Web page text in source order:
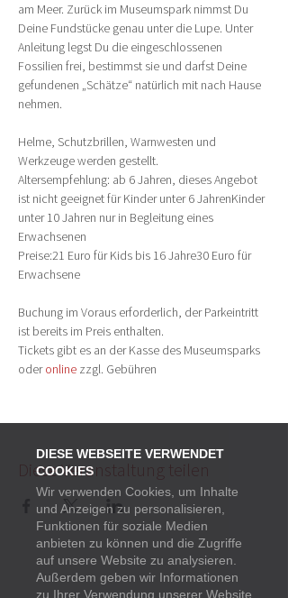
DIESE WEBSEITE VERWENDET
COOKIES
Wir verwenden Cookies, um Inhalte
und Anzeigen zu personalisieren,
Funktionen für soziale Medien
anbieten zu können und die Zugriffe
auf unsere Website zu analysieren.
Außerdem geben wir Informationen
zu Ihrer Verwendung unserer Website
am Meer. Zurück im Museumspark nimmst Du
Deine Fundstücke genau unter die Lupe. Unter
Anleitung legst Du die eingeschlossenen
Fossilien frei, bestimmst sie und darfst Deine
gefundenen „Schätze“ natürlich mit nach Hause
nehmen.
Helme, Schutzbrillen, Warnwesten und
Werkzeuge werden gestellt.
Altersempfehlung: ab 6 Jahren, dieses Angebot
ist nicht geeignet für Kinder unter 6 JahrenKinder
unter 10 Jahren nur in Begleitung eines
Erwachsenen
Preise:21 Euro für Kids bis 16 Jahre30 Euro für
Erwachsene
Buchung im Voraus erforderlich, der Parkeintritt
ist bereits im Preis enthalten.
Tickets gibt es an der Kasse des Museumsparks
oder online zzgl. Gebühren
Diese Veranstaltung teilen